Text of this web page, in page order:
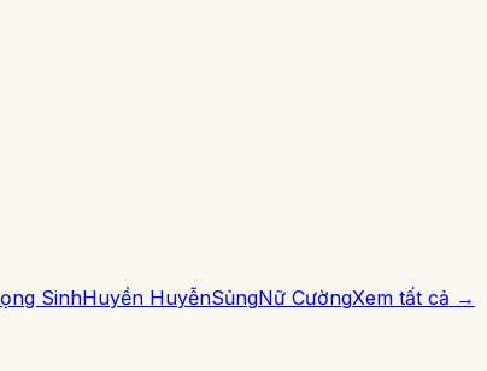
SinhHuyền HuyễnSủngNữ CườngXem tất cả →